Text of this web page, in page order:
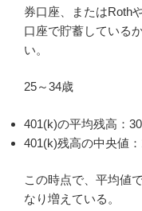
券口座、またはRoth
口座で貯蓄している
い。
25～34歳
401(k)の平均残高：
401(k)残高の中央値：
この時点で、平均値
なり増えている。